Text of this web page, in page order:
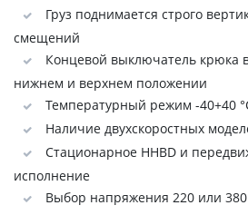
Груз поднимается строго
смещений
Концевой выключатель крюка
нижнем и верхнем положении
Температурный режим -40+40
Наличие двухскоростных
Стационарное HHBD и
исполнение
Выбор напряжения 220 или